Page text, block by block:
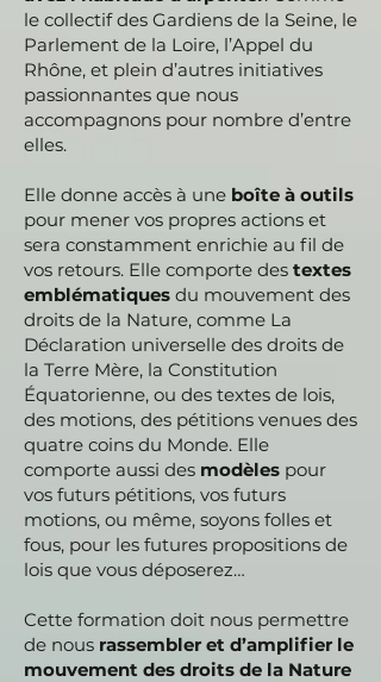
le collectif des Gardiens de la Seine, le
Parlement de la Loire, l’Appel du
Rhône, et plein d’autres initiatives
passionnantes que nous
accompagnons pour nombre d’entre
elles.
Elle donne accès à une boîte à outils
pour mener vos propres actions et
sera constamment enrichie au fil de
vos retours. Elle comporte des textes
emblématiques du mouvement des
droits de la Nature, comme La
Déclaration universelle des droits de
la Terre Mère, la Constitution
Équatorienne, ou des textes de lois,
des motions, des pétitions venues des
quatre coins du Monde. Elle
comporte aussi des modèles pour
vos futurs pétitions, vos futurs
motions, ou même, soyons folles et
fous, pour les futures propositions de
lois que vous déposerez…
Cette formation doit nous permettre
de nous rassembler et d’amplifier le
mouvement des droits de la Nature